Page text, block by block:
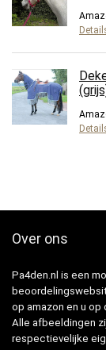
Over ons
Pa4den.nl is een
op amazon en u
Alle afbeeldingen
respectievelijke